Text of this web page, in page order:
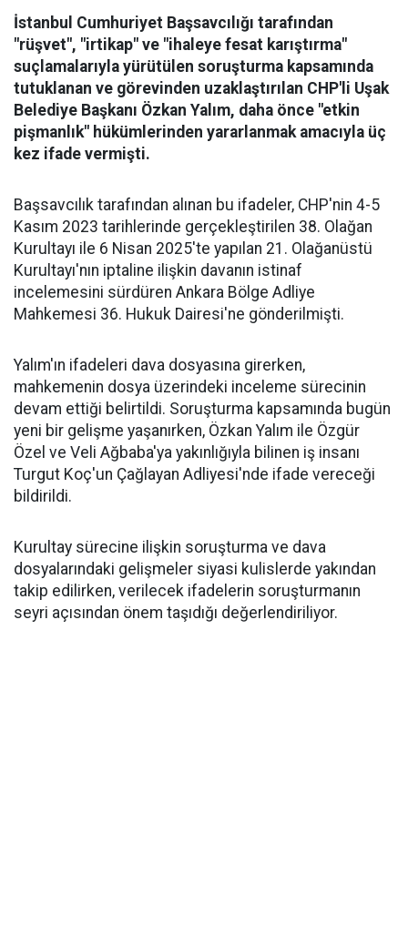
İstanbul Cumhuriyet Başsavcılığı tarafından
"rüşvet", "irtikap" ve "ihaleye fesat karıştırma"
suçlamalarıyla yürütülen soruşturma kapsamında
tutuklanan ve görevinden uzaklaştırılan CHP'li Uşak
Belediye Başkanı Özkan Yalım, daha önce "etkin
pişmanlık" hükümlerinden yararlanmak amacıyla üç
kez ifade vermişti.
Başsavcılık tarafından alınan bu ifadeler, CHP'nin 4-5
Kasım 2023 tarihlerinde gerçekleştirilen 38. Olağan
Kurultayı ile 6 Nisan 2025'te yapılan 21. Olağanüstü
Kurultayı'nın iptaline ilişkin davanın istinaf
incelemesini sürdüren Ankara Bölge Adliye
Mahkemesi 36. Hukuk Dairesi'ne gönderilmişti.
Yalım'ın ifadeleri dava dosyasına girerken,
mahkemenin dosya üzerindeki inceleme sürecinin
devam ettiği belirtildi. Soruşturma kapsamında bugün
yeni bir gelişme yaşanırken, Özkan Yalım ile Özgür
Özel ve Veli Ağbaba'ya yakınlığıyla bilinen iş insanı
Turgut Koç'un Çağlayan Adliyesi'nde ifade vereceği
bildirildi.
Kurultay sürecine ilişkin soruşturma ve dava
dosyalarındaki gelişmeler siyasi kulislerde yakından
takip edilirken, verilecek ifadelerin soruşturmanın
seyri açısından önem taşıdığı değerlendiriliyor.